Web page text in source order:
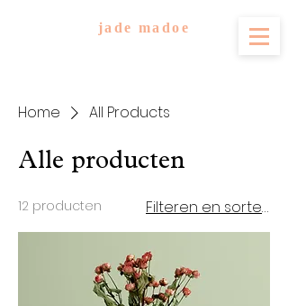
jade madoe
Home All Products
Alle producten
12 producten Filteren en sorteren